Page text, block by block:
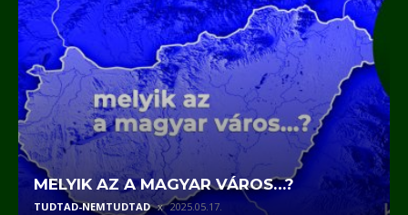
MELYIK AZ A MAGYAR VÁROS…?
TUDTAD-NEMTUDTAD 2025.05.17.